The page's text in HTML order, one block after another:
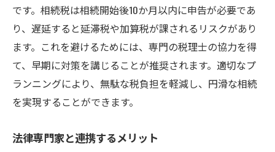
です。相続税は相続開始後10か月以内に申告が必要であ
り、遅延すると延滞税や加算税が課されるリスクがあり
ます。これを避けるためには、専門の税理士の協力を得
て、早期に対策を講じることが推奨されます。適切なプ
ランニングにより、無駄な税負担を軽減し、円滑な相続
を実現することができます。
法律専門家と連携するメリット